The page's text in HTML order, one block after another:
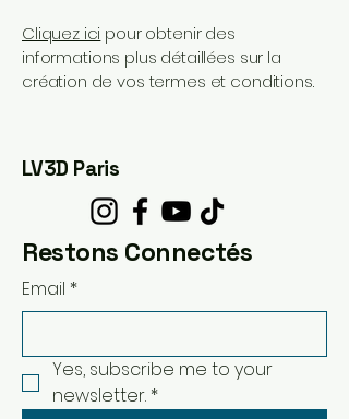
Cliquez ici pour obtenir des
informations plus détaillées sur la
création de vos termes et conditions.
LV3D Paris
Restons Connectés
Email *
Yes, subscribe me to your
newsletter. *